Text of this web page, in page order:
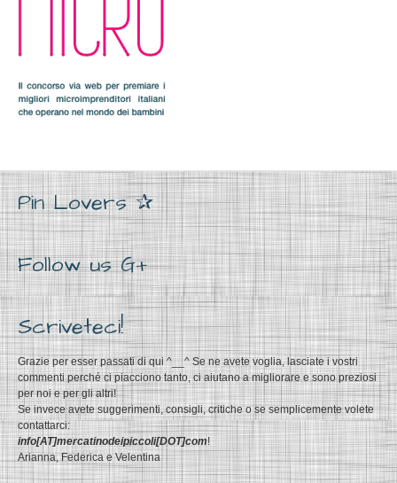
Pin Lovers ✰
Follow us G+
Scriveteci!
Grazie per esser passati di qui ^__^ Se ne avete voglia, lasciate i vostri
commenti perché ci piacciono tanto, ci aiutano a migliorare e sono preziosi
per noi e per gli altri!
Se invece avete suggerimenti, consigli, critiche o se semplicemente volete
contattarci:
info[AT]mercatinodeipiccoli[DOT]com!
Arianna, Federica e Velentina